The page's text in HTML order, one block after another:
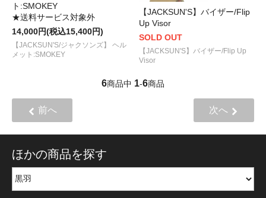
ト:SMOKEY
★送料サービス対象外
14,000円(税込15,400円)
【JACKSUN'S/ジャクソンズ】 ヘル
メット:SMOKEY
【JACKSUN'S】バイザー/Flip
Up Visor
SOLD OUT
【JACKSUN'S】バイザー/Flip Up
Visor
6商品中 1-6商品
前へ 次へ
ほかの商品を探す